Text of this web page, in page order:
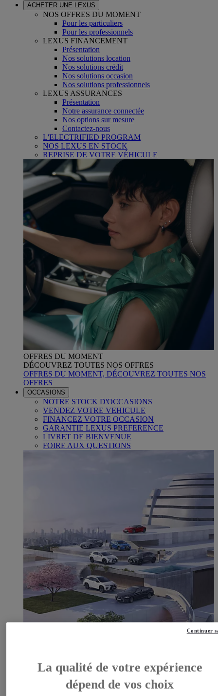
ACHETER UNE LEXUS
NOS OFFRES DU MOMENT
Pour les particuliers
Pour les professionnels
LEXUS FINANCEMENT
Présentation
Nos solutions location
Nos solutions crédit
Nos solutions occasion
Nos solutions professionnels
LEXUS ASSURANCES
Présentation
Notre assurance connectée
Nos options sur mesure
Contactez-nous
L'ELECTRIFIED PROGRAM
NOS LEXUS EN STOCK
REPRISE DE VOTRE VÉHICULE
OFFRES DU MOMENT
DÉCOUVREZ TOUTES NOS OFFRES
OFFRES DU MOMENT, DÉCOUVREZ TOUTES NOS
OFFRES
OCCASIONS
NOTRE STOCK D'OCCASIONS
VENDEZ VOTRE VEHICULE
FINANCEZ VOTRE OCCASION
GARANTIE LEXUS PREFERENCE
LIVRET DE BIENVENUE
FOIRE AUX QUESTIONS
LABELLISEES LEXUS PREFERENCE
LEXUS PRÉFÉRENCE, DECOUVREZ LES VOITURES
D'OCCASION LABELLISEES LEXUS PREFERENCE
La qualité de votre expérience
dépend de vos choix
Continuer